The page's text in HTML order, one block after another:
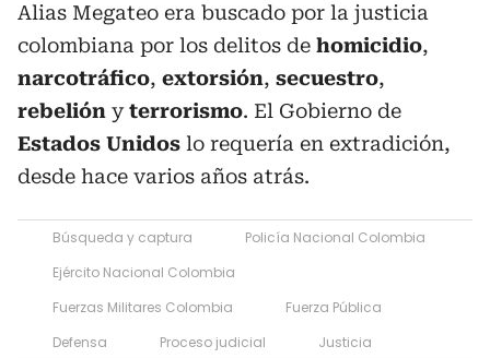
Alias Megateo era buscado por la justicia
colombiana por los delitos de homicidio,
narcotráfico, extorsión, secuestro,
rebelión yterrorismo. El Gobierno de
Estados Unidos lo requería en extradición,
desde hace varios años atrás.
Búsqueda y captura
Policía Nacional Colombia
Ejército Nacional Colombia
Fuerzas Militares Colombia
Fuerza Pública
Defensa
Proceso judicial Justicia